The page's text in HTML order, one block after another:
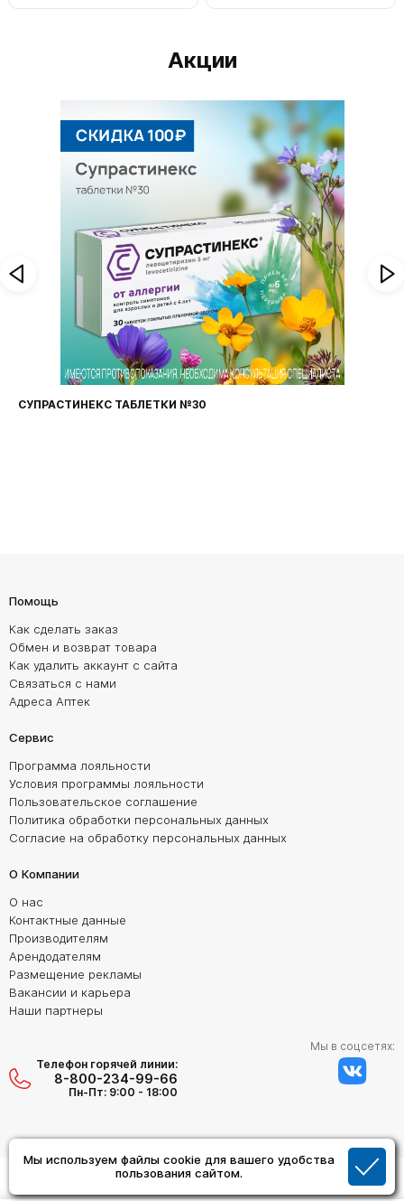
Мы используем файлы cookie для вашего удобства
пользования сайтом.
Акции
СУПРАСТИНЕКС ТАБЛЕТКИ №30
Помощь
Как сделать заказ
Обмен и возврат товара
Как удалить аккаунт с сайта
Связаться с нами
Адреса Аптек
Сервис
Программа лояльности
Условия программы лояльности
Пользовательское соглашение
Политика обработки персональных данных
Согласие на обработку персональных данных
О Компании
О нас
Контактные данные
Производителям
Арендодателям
Размещение рекламы
Вакансии и карьера
Наши партнеры
Телефон горячей линии:
8-800-234-99-66
Пн-Пт: 9:00 - 18:00
Мы в соцсетях: